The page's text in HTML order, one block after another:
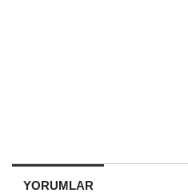
YORUMLAR